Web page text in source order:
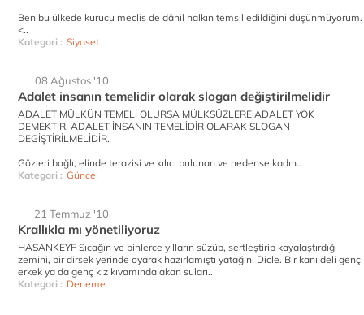
Ben bu ülkede kurucu meclis de dâhil halkın temsil edildiğini düşünmüyorum.
<..
Kategori : Siyaset
08 Ağustos '10
Adalet insanın temelidir olarak slogan değiştirilmelidir
ADALET MÜLKÜN TEMELİ OLURSA MÜLKSÜZLERE ADALET YOK
DEMEKTİR. ADALET İNSANIN TEMELİDİR OLARAK SLOGAN
DEGİŞTİRİLMELİDİR.
Gözleri bağlı, elinde terazisi ve kılıcı bulunan ve nedense kadın..
Kategori : Güncel
21 Temmuz '10
Krallıkla mı yönetiliyoruz
HASANKEYF Sıcağın ve binlerce yılların süzüp, sertleştirip kayalaştırdığı
zemini, bir dirsek yerinde oyarak hazırlamıştı yatağını Dicle. Bir kanı deli genç
erkek ya da genç kız kıvamında akan suları..
Kategori : Deneme